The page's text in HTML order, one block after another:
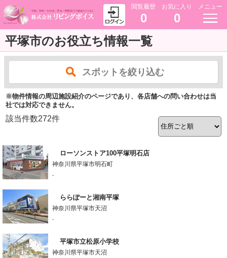
閲覧履歴
0
お気に入り
0
メニュー
平塚市のお役立ち情報一覧
スポットを絞り込む
※物件情報の周辺施設紹介のページであり、各店舗への問い合わせは当
社では対応できません。
該当件数272件
ローソンストア100平塚明石店
神奈川県平塚市明石町
-
ららぽーと湘南平塚
神奈川県平塚市天沼
-
平塚市立松原小学校
神奈川県平塚市天沼